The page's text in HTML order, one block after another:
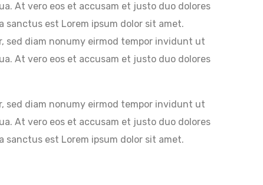
At vero eos et accusam et justo duo dolores
sanctus est Lorem ipsum dolor sit amet.
sed diam nonumy eirmod tempor invidunt ut
At vero eos et accusam et justo duo dolores
sed diam nonumy eirmod tempor invidunt ut
At vero eos et accusam et justo duo dolores
sanctus est Lorem ipsum dolor sit amet.